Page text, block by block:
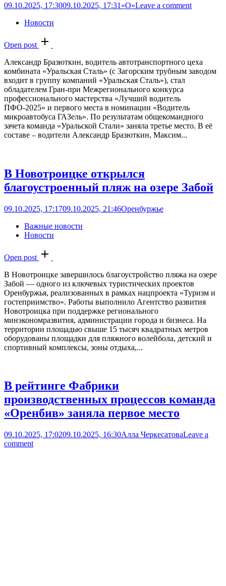
09.10.2025, 17:3009.10.2025, 17:31 «О»Leave a comment
Новости
Open post
Александр Бразюткин, водитель автотранспортного цеха
комбината «Уральская Сталь» (с Загорским трубным заводом
входит в группу компаний «Уральская Сталь»), стал
обладателем Гран-при Межрегионального конкурса
профессионального мастерства «Лучший водитель
ПФО-2025» и первого места в номинации «Водитель
микроавтобуса ГАЗель». По результатам общекомандного
зачета команда «Уральской Стали» заняла третье место. В её
составе – водители Александр Бразюткин, Максим...
В Новотроицке открылся
благоустроенный пляж на озере Забой
09.10.2025, 17:1709.10.2025, 21:46Оренбуржье
Важные новости
Новости
Open post
В Новотроицке завершилось благоустройство пляжа на озере
Забой — одного из ключевых туристических проектов
Оренбуржья, реализованных в рамках нацпроекта «Туризм и
гостеприимство». Работы выполнило Агентство развития
Новотроицка при поддержке регионального
минэкономразвития, администрации города и бизнеса. На
территории площадью свыше 15 тысяч квадратных метров
оборудованы площадки для пляжного волейбола, детский и
спортивный комплексы, зоны отдыха,...
В рейтинге Фабрики
производственных процессов команда
«Оренбив» заняла первое место
09.10.2025, 17:0209.10.2025, 16:30Алла ЧеркесатоваLeave a
comment